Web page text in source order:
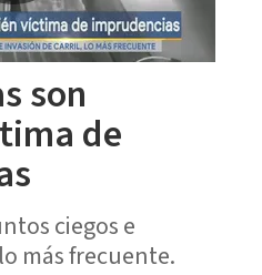
son
de
ciegos e
más frecuente.